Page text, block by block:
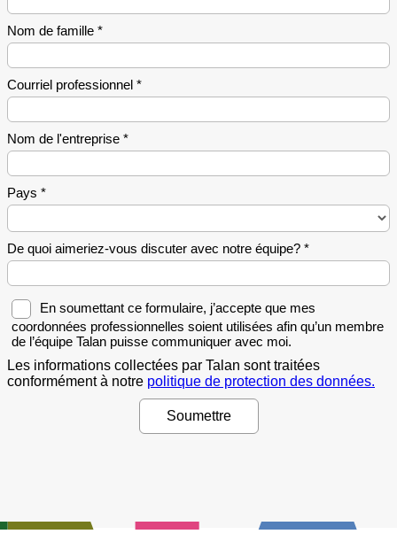
Sophie Clavelier
HIFA-Directrice principale -
Développement corporatif Premier Tech
FCEI- Vice-président, Québec